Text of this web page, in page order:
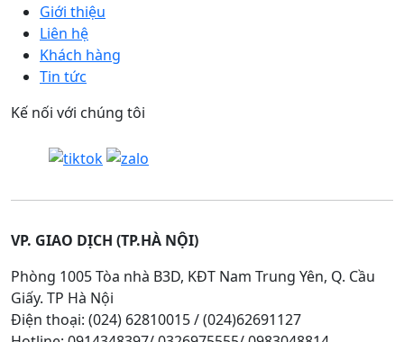
Giới thiệu
Liên hệ
Khách hàng
Tin tức
Kế nối với chúng tôi
VP. GIAO DỊCH (TP.HÀ NỘI)
Phòng 1005 Tòa nhà B3D, KĐT Nam Trung Yên, Q. Cầu
Giấy. TP Hà Nội
Điện thoại: (024) 62810015 / (024)62691127